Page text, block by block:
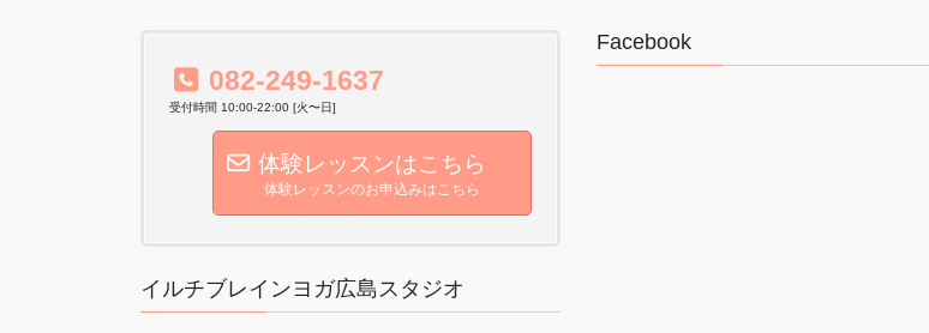
082-249-1637
受付時間 10:00-22:00 [火〜日]
体験レッスンはこちら
体験レッスンのお申込みはこちら
イルチブレインヨガ広島スタジオ
Facebook